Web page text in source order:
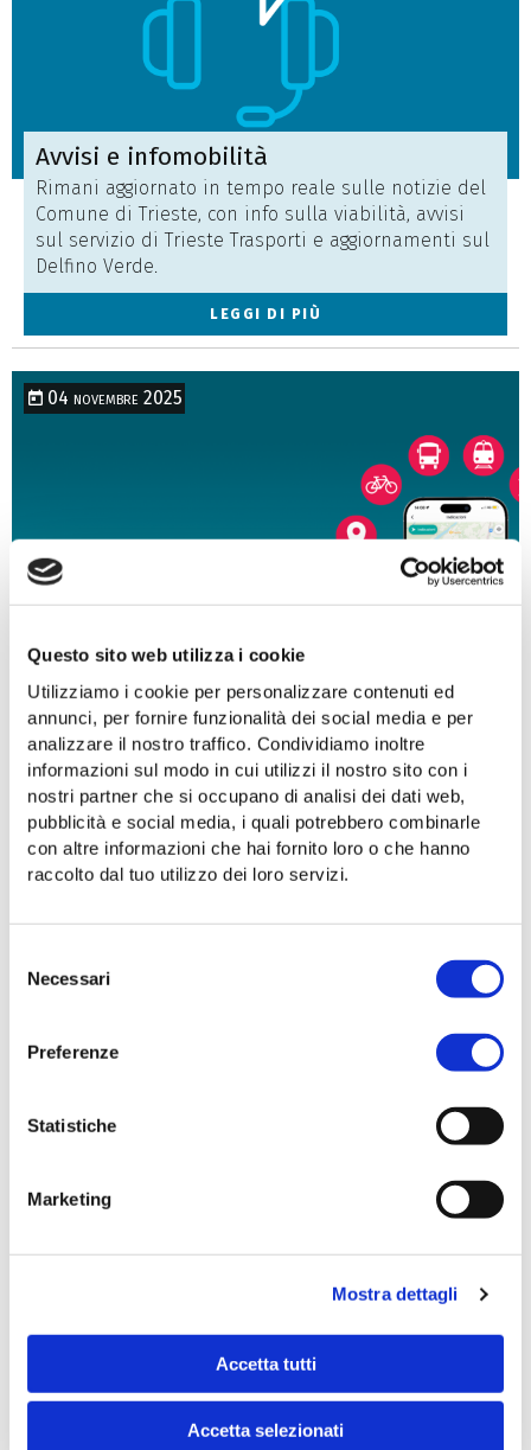
Questo sito web utilizza i cookie
Utilizziamo i cookie per personalizzare contenuti ed
annunci, per fornire funzionalità dei social media e per
analizzare il nostro traffico. Condividiamo inoltre
informazioni sul modo in cui utilizzi il nostro sito con i
nostri partner che si occupano di analisi dei dati web,
pubblicità e social media, i quali potrebbero combinarle
con altre informazioni che hai fornito loro o che hanno
raccolto dal tuo utilizzo dei loro servizi.
delNecessari
Preferenze
Statistiche
Marketing
Mostra dettagli
Accetta tutti
Accetta selezionati
Avvisi e infomobilità
Rimani aggiornato in tempo reale sulle notizie del
Comune di Trieste, con info sulla viabilità, avvisi
sul servizio di Trieste Trasporti e aggiornamenti sul
Delfino Verde.
LEGGI DI PIÙ
04 novembre 2025
Friuli Venezia Giulia in un'unica
app
VISION
Perché innovare i trasporti significa sviluppare il
territorio
Come ti immagini gli autobus del futuro?
Condividi la tua visione e vinci